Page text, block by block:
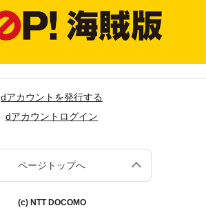
dアカウントを発行する
dアカウントログイン
ページトップへ
(c) NTT DOCOMO